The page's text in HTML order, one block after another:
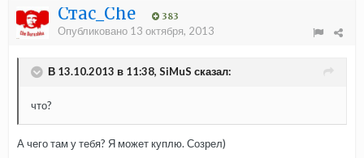
Стас_Che 383
Опубликовано 13 октября, 2013
В 13.10.2013 в 11:38, SiMuS сказал:
что?
А чего там у тебя? Я может куплю. Созрел)